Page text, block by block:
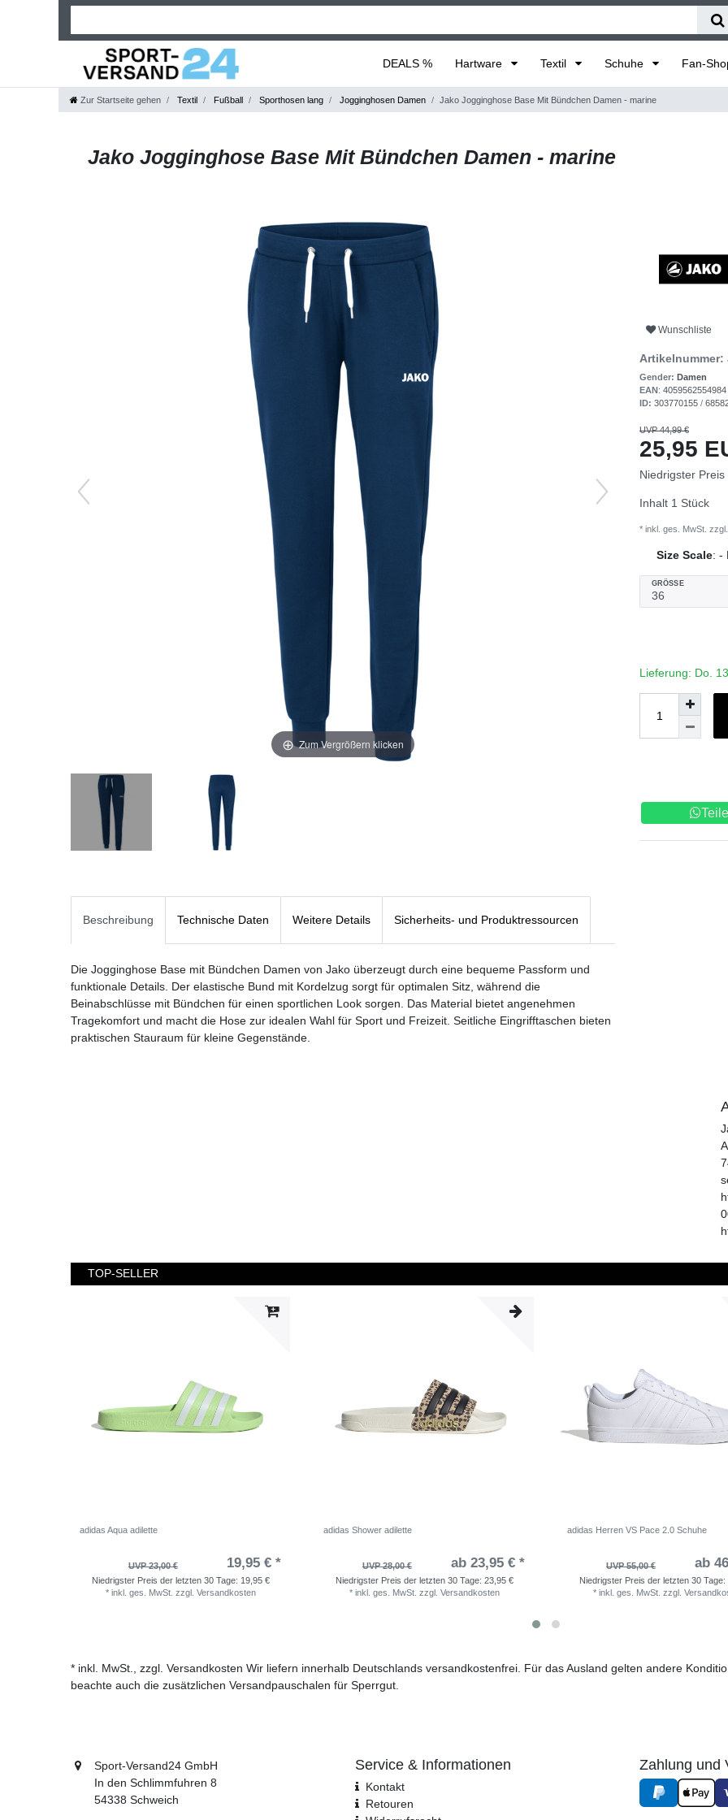
DEALS % Hartware Textil Schuhe Fan-
Zur Startseite gehen Textil Fußball Sporthosen lang Jogginghosen Damen Jako Jogginghose Base Mit Bündchen Damen - marine
Jako Jogginghose Base Mit Bündchen Damen - marine
Zum Vergrößern klicken
Wunschliste
Artikelnummer:
Gender: Damen
EAN: 4059562554984
ID: 303770155 /
UVP 44,99 €
25,95
Niedrigster
Inhalt 1 Stück
* inkl. ges. MwSt. zzgl.
Size Scale: -
GRÖSSE
Lieferung: Do.
Beschreibung Technische Daten Weitere Details Sicherheits- und Produktressourcen
Die Jogginghose Base mit Bündchen Damen von Jako überzeugt durch eine bequeme Passform und
funktionale Details. Der elastische Bund mit Kordelzug sorgt für optimalen Sitz, während die
Beinabschlüsse mit Bündchen für einen sportlichen Look sorgen. Das Material bietet angenehmen
Tragekomfort und macht die Hose zur idealen Wahl für Sport und Freizeit. Seitliche Eingrifftaschen bieten
praktischen Stauraum für kleine Gegenstände.
TOP-SELLER
adidas Aqua adilette
UVP 23,00 € 19,95 € *
Niedrigster Preis der letzten 30 Tage: 19,95 €
* inkl. ges. MwSt. zzgl. Versandkosten
adidas Shower adilette
UVP 28,00 € ab 23,95 € *
Niedrigster Preis der letzten 30 Tage: 23,95 €
* inkl. ges. MwSt. zzgl. Versandkosten
adidas Herren VS Pace 2.0 Schuhe
UVP 55,00 € ab
Niedrigster Preis der letzten 30 Tage:
* inkl. ges. MwSt. zzgl.
* inkl. MwSt., zzgl. Versandkosten Wir liefern innerhalb Deutschlands versandkostenfrei. Für das Ausland gelten andere
beachte auch die zusätzlichen Versandpauschalen für Sperrgut.
Sport-Versand24 GmbH
In den Schlimmfuhren 8
54338 Schweich
Service & Informationen
Kontakt
Retouren
Zahlung und